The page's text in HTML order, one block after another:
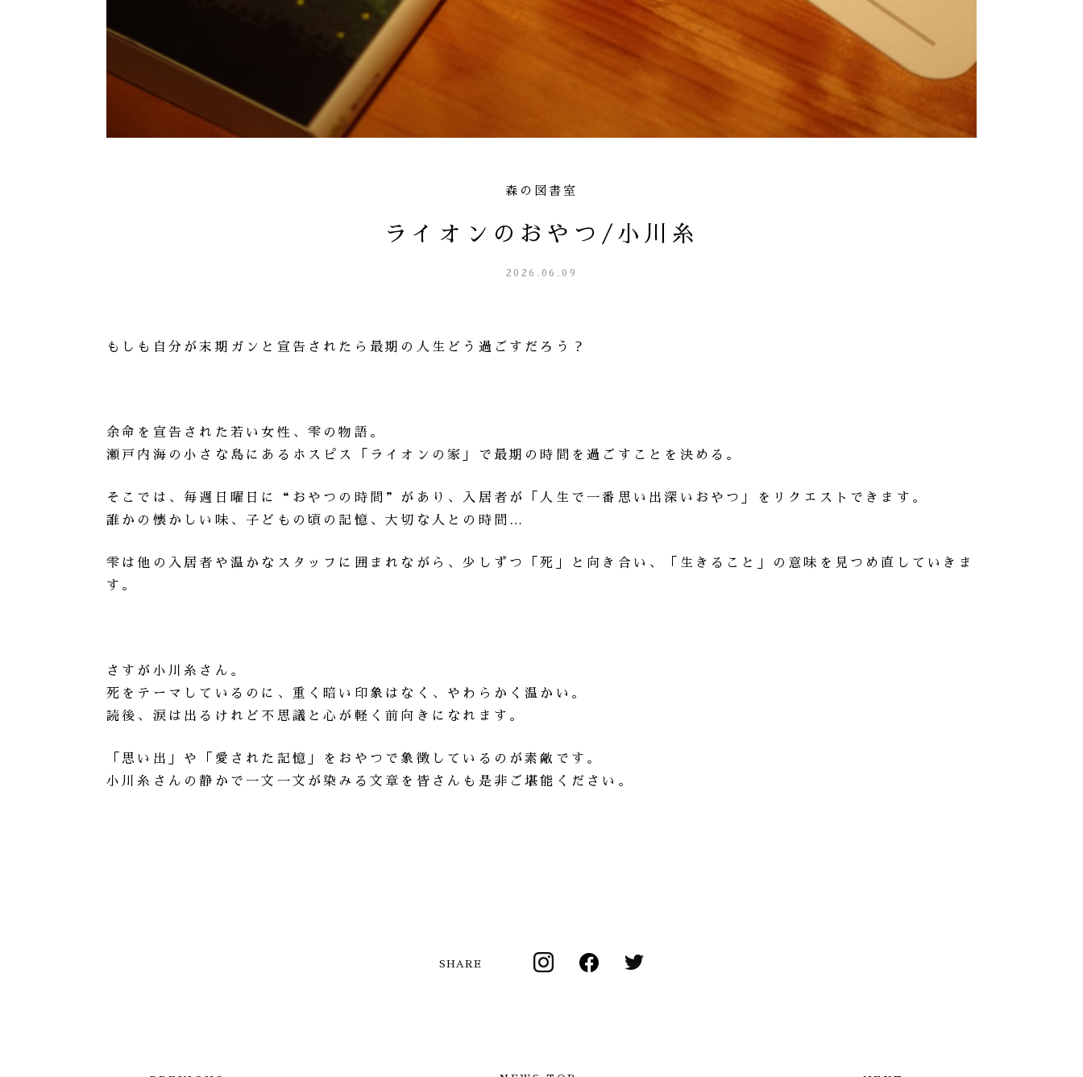
森の図書室
ライオンのおやつ/小川糸
2026.06.09
もしも自分が末期ガンと宣告されたら最期の人生どう過ごすだろう？
余命を宣告された若い女性、雫の物語。
瀬戸内海の小さな島にあるホスピス「ライオンの家」で最期の時間を過ごすことを決める。
そこでは、毎週日曜日に“おやつの時間”があり、入居者が「人生で一番思い出深いおやつ」をリクエストできます。
誰かの懐かしい味、子どもの頃の記憶、大切な人との時間…
雫は他の入居者や温かなスタッフに囲まれながら、少しずつ「死」と向き合い、「生きること」の意味を見つめ直していきま
す。
さすが小川糸さん。
死をテーマしているのに、重く暗い印象はなく、やわらかく温かい。
読後、涙は出るけれど不思議と心が軽く前向きになれます。
「思い出」や「愛された記憶」をおやつで象徴しているのが素敵です。
小川糸さんの静かで一文一文が染みる文章を皆さんも是非ご堪能ください。
SHARE